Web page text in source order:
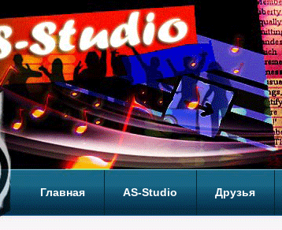
Главная AS-Studio Друзья